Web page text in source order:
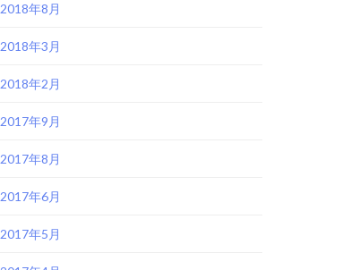
2018年8月
2018年3月
2018年2月
2017年9月
2017年8月
2017年6月
2017年5月